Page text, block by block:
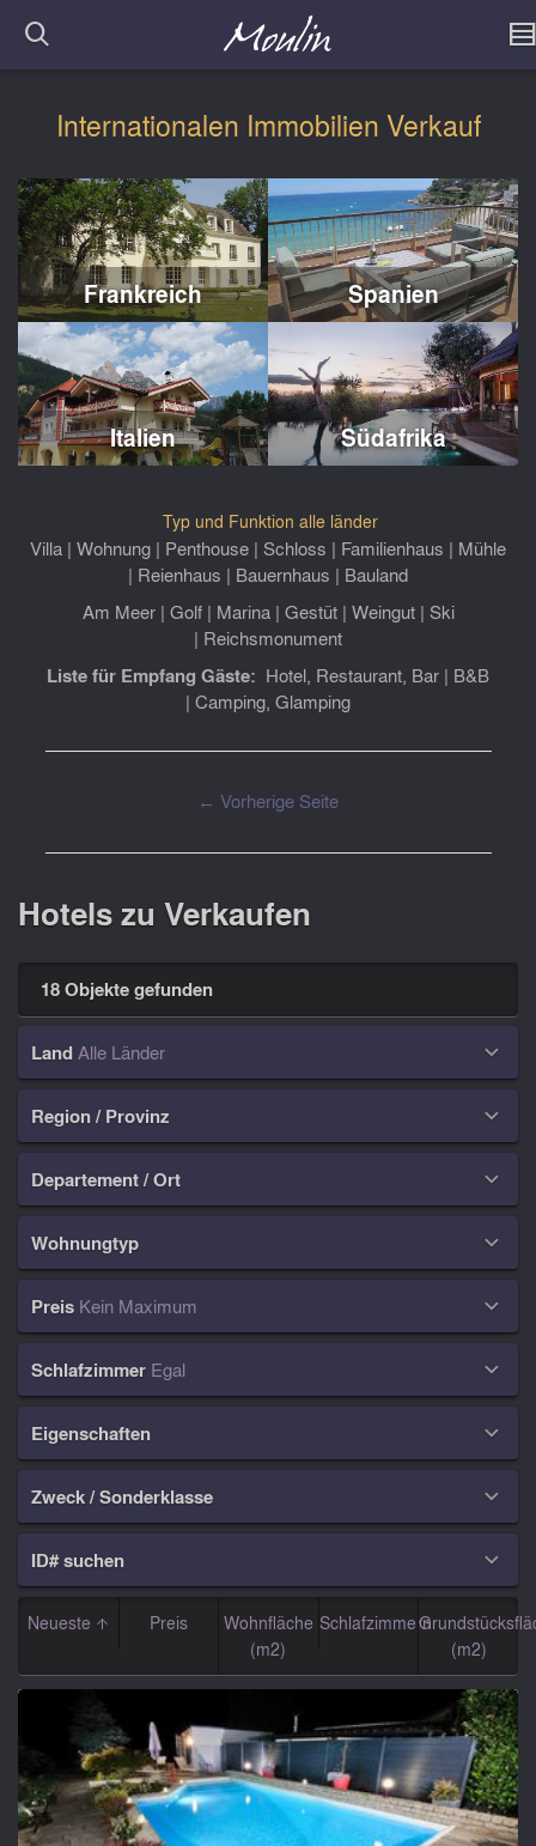
Internationalen Immobilien Verkauf
Frankreich Spanien
Italien Südafrika
Typ und Funktion alle länder
Villa | Wohnung | Penthouse | Schloss | Familienhaus | Mühle
| Reienhaus | Bauernhaus | Bauland
Am Meer| Golf| Marina| Gestüt| Weingut| Ski
| Reichsmonument
Liste für Empfang Gäste: Hotel, Restaurant, Bar | B&B
| Camping, Glamping
← Vorherige Seite
Hotels zu Verkaufen
18 Objekte gefunden
LandAlle Länder 
Region / Provinz 
Departement / Ort 
Wohnungtyp 
Preis Kein Maximum 
Schlafzimmer Egal 
Eigenschaften 
Zweck / Sonderklasse 
ID# suchen 
Neueste Preis
Wohnfläche
(m2)
Schlafzimmern
(m2)